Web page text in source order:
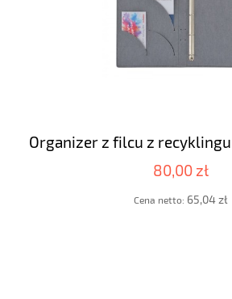
Organizer z filcu z recyklingu
80,00 zł
Cena netto: 65,04 zł